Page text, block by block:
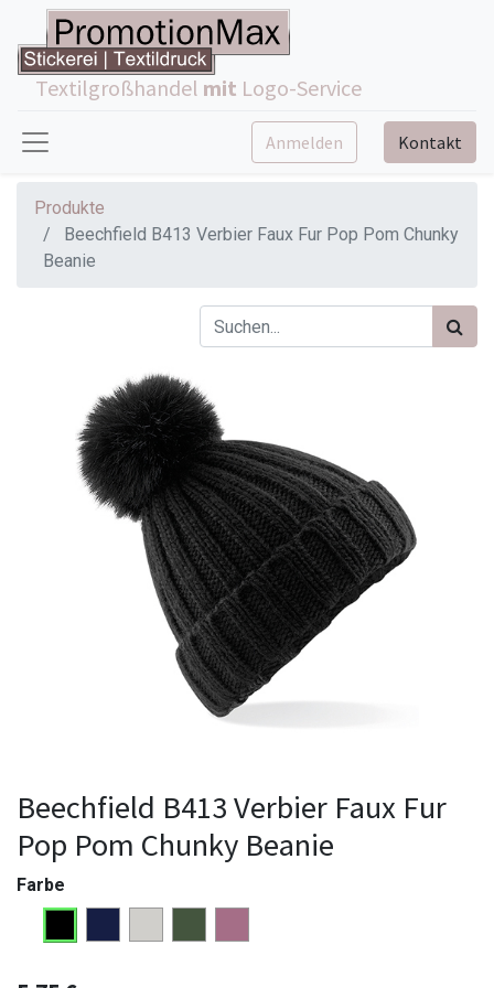
Textilgroßhandel mit Logo-Service
Anmelden Kontakt
Produkte
Beechfield B413 Verbier Faux Fur Pop Pom Chunky
Beanie
Beechfield B413 Verbier Faux Fur
Pop Pom Chunky Beanie
Farbe